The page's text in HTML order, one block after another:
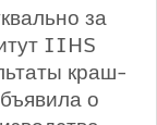
за
IIHS
краш-
о